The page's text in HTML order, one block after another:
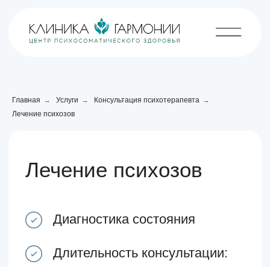
Главная → Услуги → Консультация психотерапевта →
Лечение психозов
Лечение психозов
100% конфиденциальность
Длительность консультации: